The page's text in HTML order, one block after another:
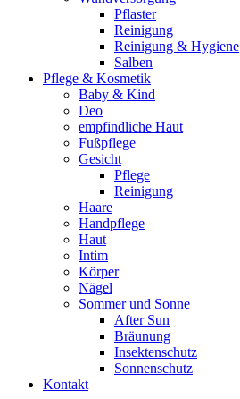
Pflaster
Reinigung
Reinigung & Hygiene
Salben
Pflege & Kosmetik
Baby & Kind
Deo
empfindliche Haut
Fußpflege
Gesicht
Pflege
Reinigung
Haare
Handpflege
Haut
Intim
Körper
Nägel
Sommer und Sonne
After Sun
Bräunung
Insektenschutz
Sonnenschutz
Kontakt